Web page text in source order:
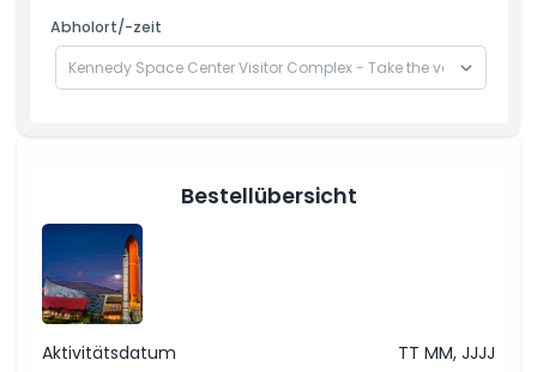
Abholort/-zeit
Bestellübersicht
Aktivitätsdatum
TT MM, JJJJ